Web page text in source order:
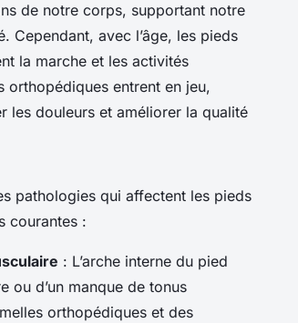
de notre corps, supportant notre
Cependant, avec l’âge, les pieds
la marche et les activités
orthopédiques entrent en jeu,
les douleurs et améliorer la qualité
pathologies qui affectent les pieds
courantes :
: L’arche interne du pied
ou d’un manque de tonus
orthopédiques et des